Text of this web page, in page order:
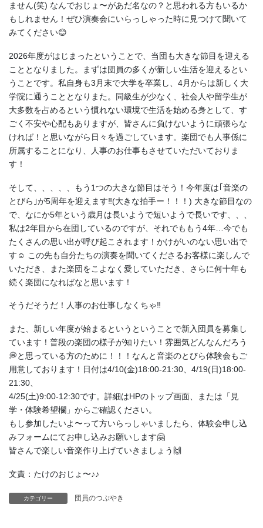
ません(笑) なんでおじょ〜があだ名なの？と思われる方もいるか
もしれません！ぜひ演奏会にいらっしゃった時に見つけて聞いて
みてください😊
2026年度がはじまったということで、当団も大きな節目を迎える
こととなりました。まずは団員の多くが新しい生活を迎えるとい
うことです。私自身も3月末で大学を卒業し、4月からは新しく大
学院に通うこととなりまた。同級生が少なく、社会人や留学生が
大多数を占めるという慣れない環境で生活を始める身として、す
ごく不安や心配もありますが、皆さんに負けないように頑張らな
ければ！と思いながら日々を過ごしています。楽団でも人事係に
所属することになり、人事のお仕事もさせていただいておりま
す！
そして、、、、、もう1つの大きな節目はそう！今年度は｢音楽の
とびら｣が5周年を迎えます‼️(大きな拍手ー！！！) 大きな節目なの
で、なにか5年という歳月は長いようで短いようで長いです、、、
私は2年目から在団しているのですが、それでももう4年…今でも
たくさんの思い出が呼び起こされます！かけがいのない思い出で
す☺️ この先も自分たちの演奏を聞いてくださるお客様に楽しんで
いただき、また楽団をこよなく愛していただき、さらに何十年も
続く楽団になればなと思います！
そうだそうだ！人事のお仕事しなくちゃ‼️
また、新しい年度が始まるというということで新入団員を募集し
ています！普段の楽団の様子が知りたい！雰囲気どんなんだろう
💭と思っている方のために！！！なんと音楽のとびら体験会もご
用意しております！日付は4/10(金)18:00-21:30、4/19(日)18:00-
21:30、
4/25(土)9:00-12:30です。詳細はHPのトップ画面、または「見
学・体験希望欄」からご確認ください。
もし参加したいよ〜って方いらっしゃいましたら、体験会申し込
みフォームにてお申し込みお願いします🤗
皆さんで楽しい音楽作り上げていきましょう🙌
文責：たけのおじょ〜♪♪
カテゴリー 団員のつぶやき